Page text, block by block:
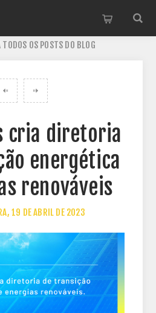
TODOS OS POSTS DO BLOG
cria diretoria
energética
renováveis
19 DE ABRIL DE 2023